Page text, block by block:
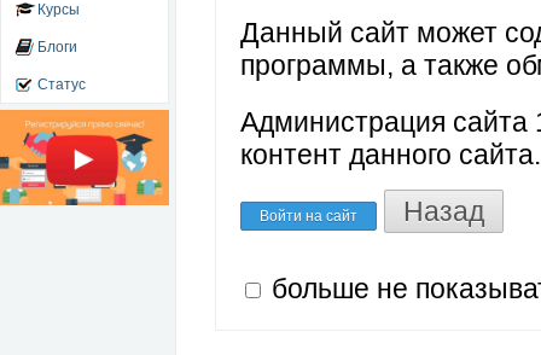
Курсы
Блоги
Статус
Данный сайт может
программы, а также
Администрация сайта
контент данного сайта.
Войти на сайт Назад
больше не